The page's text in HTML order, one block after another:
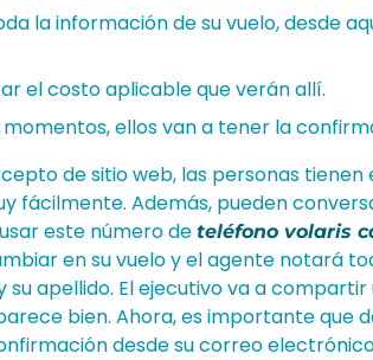
la información de su vuelo, desde
el costo aplicable que verán allí.
momentos, ellos van a tener la
de sitio web, las personas
fácilmente. Además, pueden
este número de teléfono volaris
en su vuelo y el agente notará
su apellido. El ejecutivo va a
bien. Ahora, es importante que
desde su correo